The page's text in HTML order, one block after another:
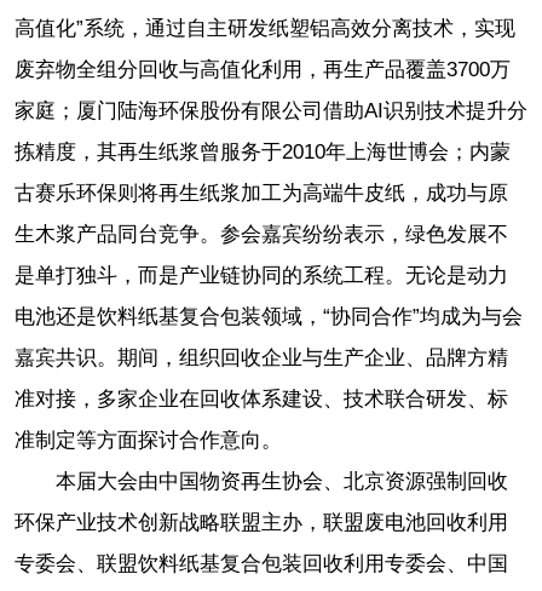
高值化”系统，通过自主研发纸塑铝高效分离技术，实现
废弃物全组分回收与高值化利用，再生产品覆盖3700万
家庭；厦门陆海环保股份有限公司借助AI识别技术提升分
拣精度，其再生纸浆曾服务于2010年上海世博会；内蒙
古赛乐环保则将再生纸浆加工为高端牛皮纸，成功与原
生木浆产品同台竞争。参会嘉宾纷纷表示，绿色发展不
是单打独斗，而是产业链协同的系统工程。无论是动力
电池还是饮料纸基复合包装领域，“协同合作”均成为与会
嘉宾共识。期间，组织回收企业与生产企业、品牌方精
准对接，多家企业在回收体系建设、技术联合研发、标
准制定等方面探讨合作意向。
本届大会由中国物资再生协会、北京资源强制回收
环保产业技术创新战略联盟主办，联盟废电池回收利用
专委会、联盟饮料纸基复合包装回收利用专委会、中国